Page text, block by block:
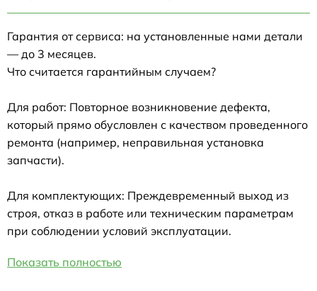
Гарантия от сервиса: на установленные нами детали
— до 3 месяцев.
Что считается гарантийным случаем?
Для работ: Повторное возникновение дефекта,
который прямо обусловлен с качеством проведенного
ремонта (например, неправильная установка
запчасти).
Для комплектующих: Преждевременный выход из
строя, отказ в работе или техническим параметрам
при соблюдении условий эксплуатации.
Показать полностью